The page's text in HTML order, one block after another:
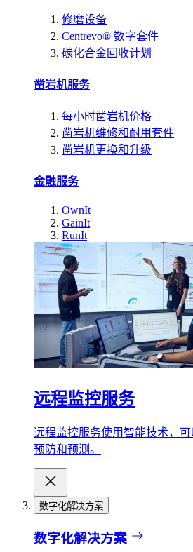
修磨设备
Centrevo® 数字套件
碳化合金回收计划
凿岩机服务
每小时凿岩机价格
凿岩机维修和耐用套件
凿岩机更换和升级
金融服务
OwnIt
GainIt
RunIt
远程监控服务
远程监控服务使用智能技术，
预防和预测。
数字化解决方案
数字化解决方案